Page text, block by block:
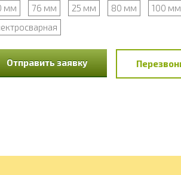
мм
76 мм 25 мм 80 мм 100 мм
Отправить заявку